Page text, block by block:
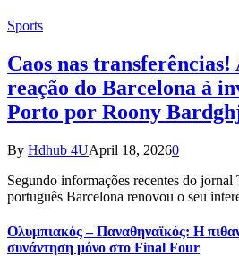
Sports
Caos nas transferências!
reação do Barcelona à
Porto por Roony
By Hdhub 4UApril 18, 20260
Segundo informações recentes do
português Barcelona renovou o seu
Ολυμπιακός – Παναθηναϊκός: Η
συνάντηση μόνο στο Final Four